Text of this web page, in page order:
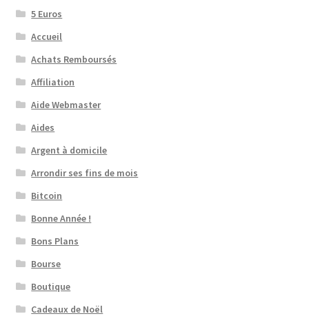
5 Euros
Accueil
Achats Remboursés
Affiliation
Aide Webmaster
Aides
Argent à domicile
Arrondir ses fins de mois
Bitcoin
Bonne Année !
Bons Plans
Bourse
Boutique
Cadeaux de Noël